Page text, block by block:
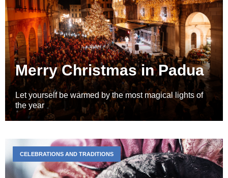
Merry Christmas in Padua
Let yourself be warmed by the most magical lights of
the year
CELEBRATIONS AND TRADITIONS